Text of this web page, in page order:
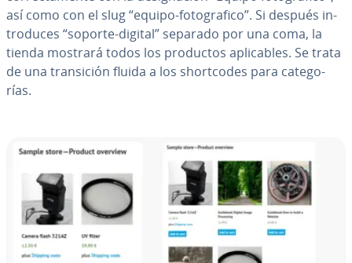
así como con el slug “equipo-fo­to­gra­fi­co”. Si después in­
tro­du­ces “soporte-digital” separado por una coma, la
tienda mostrará todos los productos apli­ca­bles. Se trata
de una tra­n­si­ción fluida a los sho­r­t­co­des para ca­te­go­
rías.